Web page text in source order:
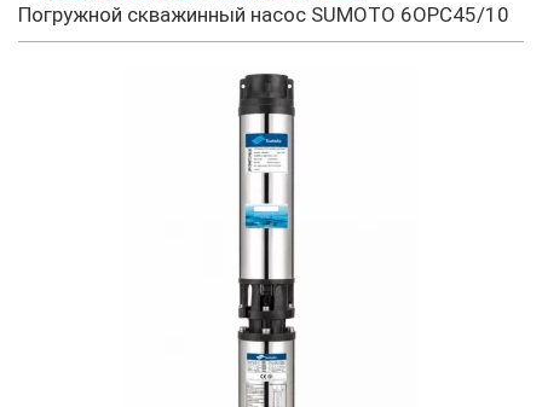
Погружной скважинный насос SUMOTO 6OPC45/10